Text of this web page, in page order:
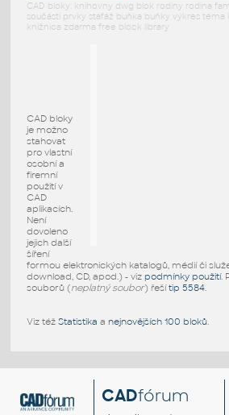
CAD bloky: knihovny dwg blok rodiny rodina
součásti prvky stafáž buňka buňky výkres
knižnica zdarma free block library
CAD bloky
je možno
stahovat
pro vlastní
osobní a
firemní
použití v
CAD
aplikacích.
Není
dovoleno
jejich další
šíření
formou elektronických katalogů, médií či
download, CD, apod.) - viz podmínky použití.
souborů (neplatný soubor) řešítip 5584.
Viz též Statistika a nejnovějších 100 bloků.
CADfórum